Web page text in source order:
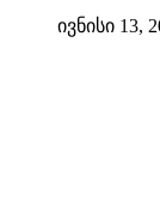
ივნისი 13,